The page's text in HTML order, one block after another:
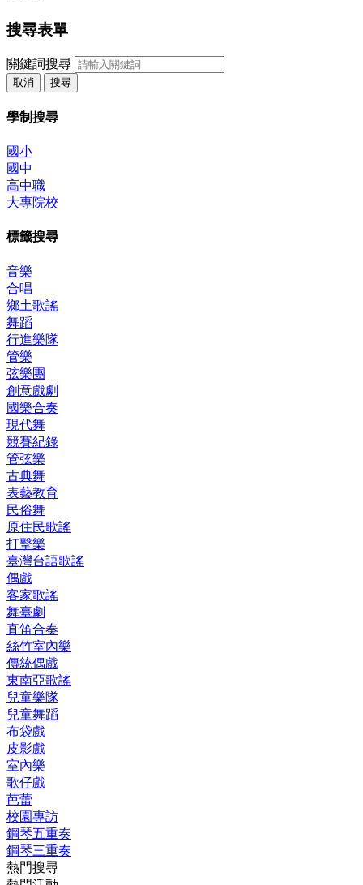
搜尋表單
關鍵詞搜尋
取消 搜尋
學制搜尋
國小
國中
高中職
大專院校
標籤搜尋
音樂
合唱
鄉土歌謠
舞蹈
行進樂隊
管樂
弦樂團
創意戲劇
國樂合奏
現代舞
競賽紀錄
管弦樂
古典舞
表藝教育
民俗舞
原住民歌謠
打擊樂
臺灣台語歌謠
偶戲
客家歌謠
舞臺劇
直笛合奏
絲竹室內樂
傳統偶戲
東南亞歌謠
兒童樂隊
兒童舞蹈
布袋戲
皮影戲
室內樂
歌仔戲
芭蕾
校園專訪
鋼琴五重奏
鋼琴三重奏
熱門搜尋